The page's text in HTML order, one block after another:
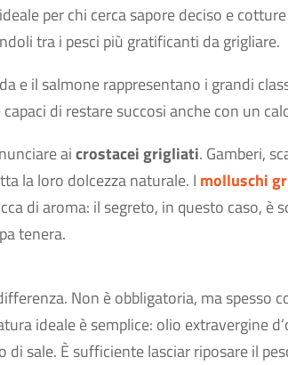
per chi cerca sapore deciso e
tra i pesci più gratificanti da grigliare.
e il salmone rappresentano i grandi
di restare succosi anche con un
aicrostacei grigliati. Gamberi,
la loro dolcezza naturale. I molluschi
di aroma: il segreto, in questo caso, è
tenera.
Non è obbligatoria, ma spesso
ideale è semplice: olio extravergine
sale. È sufficiente lasciar riposare il